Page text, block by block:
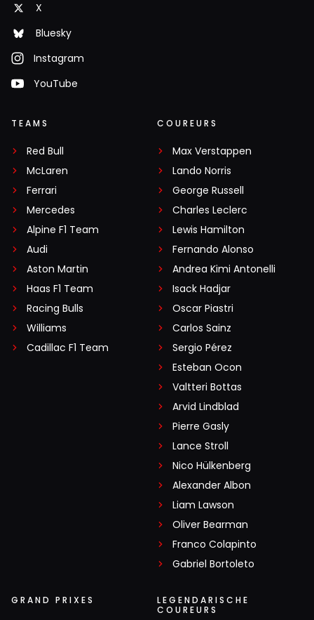
X
Bluesky
Instagram
YouTube
TEAMS
Red Bull
McLaren
Ferrari
Mercedes
Alpine F1 Team
Audi
Aston Martin
Haas F1 Team
Racing Bulls
Williams
Cadillac F1 Team
COUREURS
Max Verstappen
Lando Norris
George Russell
Charles Leclerc
Lewis Hamilton
Fernando Alonso
Andrea Kimi Antonelli
Isack Hadjar
Oscar Piastri
Carlos Sainz
Sergio Pérez
Esteban Ocon
Valtteri Bottas
Arvid Lindblad
Pierre Gasly
Lance Stroll
Nico Hülkenberg
Alexander Albon
Liam Lawson
Oliver Bearman
Franco Colapinto
Gabriel Bortoleto
GRAND PRIXES
LEGENDARISCHE
COUREURS